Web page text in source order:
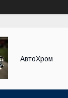
АвтоХром